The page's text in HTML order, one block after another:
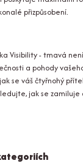
přizpůsobení.
Visibility - tmavá
a pohody
se váš čtyřnohý
jak se